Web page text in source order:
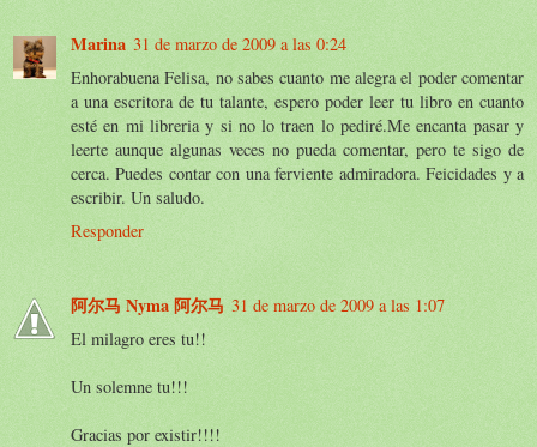
Marina 31 de marzo de 2009 a las 0:24
Enhorabuena Felisa, no sabes cuanto me alegra el poder comentar
a una escritora de tu talante, espero poder leer tu libro en cuanto
esté en mi libreria y si no lo traen lo pediré.Me encanta pasar y
leerte aunque algunas veces no pueda comentar, pero te sigo de
cerca. Puedes contar con una ferviente admiradora. Feicidades y a
escribir. Un saludo.
Responder
阿尔马 Nyma 阿尔马 31 de marzo de 2009 a las 1:07
El milagro eres tu!!
Un solemne tu!!!
Gracias por existir!!!!